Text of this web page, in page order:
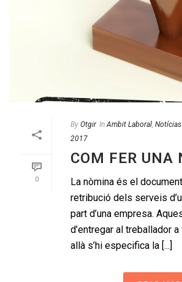
0
By Otgir In Ambit Laboral, Notícias
2017
COM FER UNA
La nòmina és el
retribució dels serveis
part d’una empresa.
d’entregar al treballador
allà s’hi especifica la [...]